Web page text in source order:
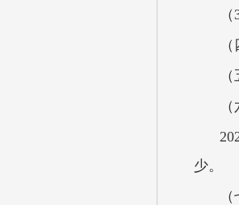
少。